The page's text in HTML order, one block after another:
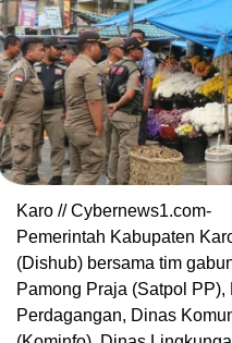
Karo // Cybernews1.com-
Pemerintah Kabupaten
(Dishub) bersama tim
Pamong Praja (Satpol
Perdagangan, Dinas